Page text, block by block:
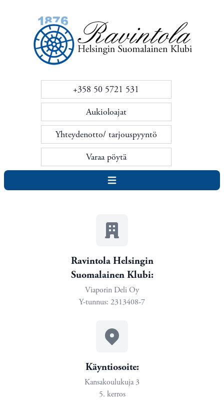
+358 50 5721 531
Aukioloajat
Yhteydenotto/ tarjouspyyntö
Varaa pöytä
Avaa navigointi
Ravintola Helsingin
Suomalainen Klubi:
Viaporin Deli Oy
Y-tunnus: 2313408-7
Käyntiosoite:
Kansakoulukuja 3
5. kerros